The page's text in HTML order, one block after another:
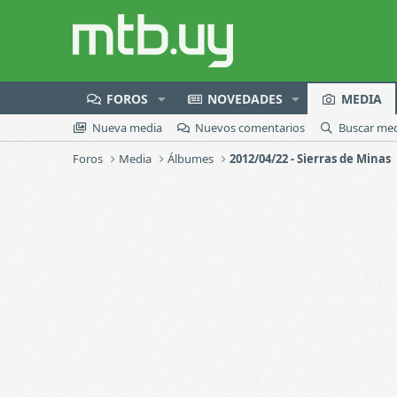
FOROS NOVEDADES MEDIA
Nueva media Nuevos comentarios
Buscar
Foros
Media Álbumes 2012/04/22 - Sierras de Minas